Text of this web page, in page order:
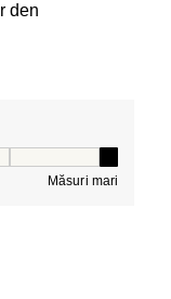
den
Măsuri mari